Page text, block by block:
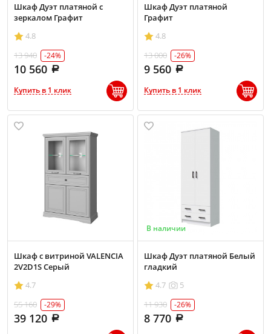
Шкаф Дуэт платяной с
зеркалом Графит
4.8
13 940
-24%
10 560
Купить в 1 клик
Шкаф Дуэт платяной
Графит
4.8
13 000
-26%
9 560
Купить в 1 клик
Шкаф с витриной VALENCIA
2V2D1S Серый
4.7
55 160
-29%
39 120
В наличии
Шкаф Дуэт платяной Белый
гладкий
4.7
5
11 930
-26%
8 770